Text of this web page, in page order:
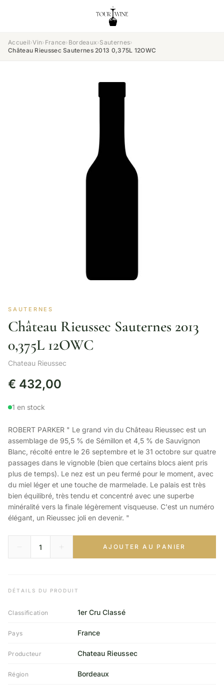
Accueil›Vin› France› Bordeaux›Sauternes›
Château Rieussec Sauternes 2013 0,375L 12OWC
SAUTERNES
Château Rieussec Sauternes 2013
0,375L 12OWC
Chateau Rieussec
€ 432,00
1 en stock
ROBERT PARKER " Le grand vin du Château Rieussec est un
assemblage de 95,5 % de Sémillon et 4,5 % de Sauvignon
Blanc, récolté entre le 26 septembre et le 31 octobre sur quatre
passages dans le vignoble (bien que certains blocs aient pris
plus de temps). Le nez est un peu fermé pour le moment, avec
du miel léger et une touche de marmelade. Le palais est très
bien équilibré, très tendu et concentré avec une superbe
minéralité vers la finale légèrement visqueuse. C'est un numéro
élégant, un Rieussec joli en devenir. "
AJOUTER AU PANIER
DÉTAILS DU PRODUIT
Classification 1er Cru Classé
Pays France
Producteur Chateau Rieussec
Région Bordeaux